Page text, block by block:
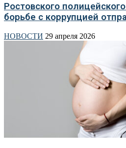
Ростовского
борьбе с коррупцией
НОВОСТИ 29 апреля 2026